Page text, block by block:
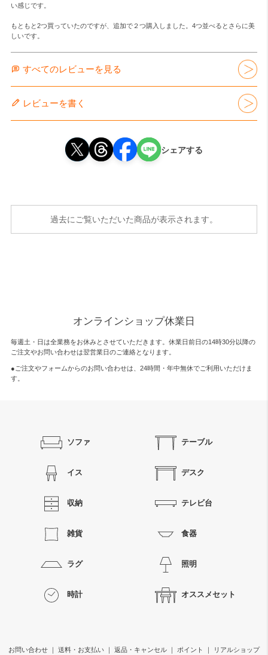
い感じです。
もともと2つ買っていたのですが、追加で２つ購入しました。4つ並べるとさらに美
しいです。
すべてのレビューを見る
レビューを書く
シェアする
過去にご覧いただいた商品が表示されます。
オンラインショップ休業日
毎週土・日は全業務をお休みとさせていただきます。休業日前日の14時30分以降の
ご注文やお問い合わせは翌営業日のご連絡となります。
●ご注文やフォームからのお問い合わせは、 24時間・年中無休でご利用いただけま
す。
ソファ テーブル
イス デスク
収納 テレビ台
雑貨 食器
ラグ 照明
時計 オススメセット
お問い合わせ ｜ 送料・お支払い ｜ 返品・キャンセル ｜ ポイント ｜ リアルショップ